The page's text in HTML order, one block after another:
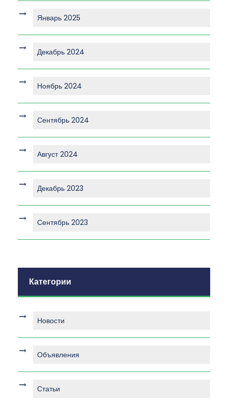
Январь 2025
Декабрь 2024
Ноябрь 2024
Сентябрь 2024
Август 2024
Декабрь 2023
Сентябрь 2023
Категории
Новости
Объявления
Статьи